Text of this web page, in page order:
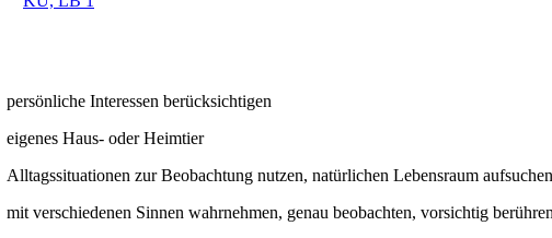
persönliche Interessen berücksichtigen
eigenes Haus- oder Heimtier
Alltagssituationen zur Beobachtung nutzen, natürlichen Lebensraum aufsuchen
mit verschiedenen Sinnen wahrnehmen, genau beobachten, vorsichtig berühren